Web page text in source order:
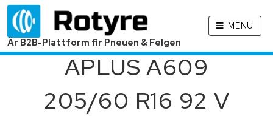
Är B2B-Plattform fir Pneuen & Felgen
MENU
APLUS A609
205/60 R16 92 V